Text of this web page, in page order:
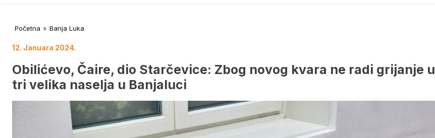
Početna » Banja Luka
12. Januara 2024.
Obilićevo, Čaire, dio Starčevice: Zbog novog kvara ne radi grijanje u
tri velika naselja u Banjaluci